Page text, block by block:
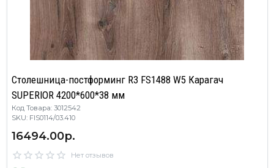
Столешница-постформинг R3 FS1488 W5 Карагач
SUPERIOR 4200*600*38 мм
Код Товара: 3012542
SKU: FIS0114/03.410
16494.00р.
Нет отзывов